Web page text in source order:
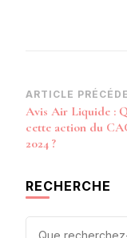
d’article
ARTICLE
Avis Air Liquide :
cette action du
2024 ?
RECHERCHE
Vous